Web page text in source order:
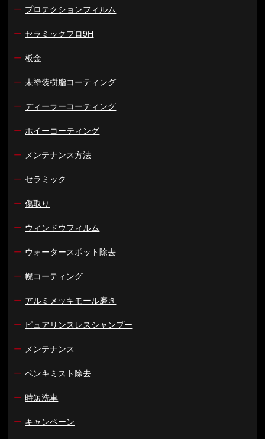
ー プロテクションフィルム
ー セラミックプロ9H
ー 板金
ー 未塗装樹脂コーティング
ー ディーラーコーティング
ー ホイーコーティング
ー メンテナンス方法
ー セラミック
ー 傷取り
ー ウィンドウフィルム
ー ウォータースポット除去
ー 幌コーティング
ー アルミメッキモール磨き
ー ピュアリンスレスシャンプー
ー メンテナンス
ー ペンキミスト除去
ー 時短洗車
ー キャンペーン